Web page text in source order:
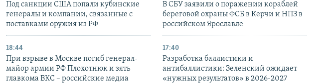
Под санкции США попали кубинские
генералы и компании, связанные с
поставками оружия из РФ
В СБУ заявили о поражении кораблей
береговой охраны ФСБ в Керчи и НПЗ в
российском Ярославле
18:44
При взрыве в Москве погиб генерал-
майор армии РФ Плохотнюк и зять
главкома ВКС – российские медиа
17:40
Разработка баллистики и
антибаллистики: Зеленский ожидает
«нужных результатов» в 2026-2027